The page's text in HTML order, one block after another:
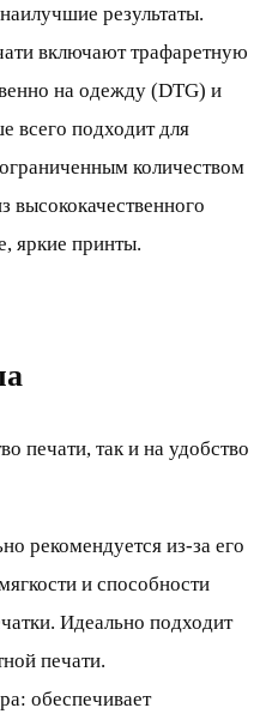
результаты.
включают трафаретную
на одежду (DTG) и
всего подходит для
количеством
высококачественного
яркие принты.
печати, так и на удобство
рекомендуется из-за его
и способности
Идеально подходит
печати.
обеспечивает